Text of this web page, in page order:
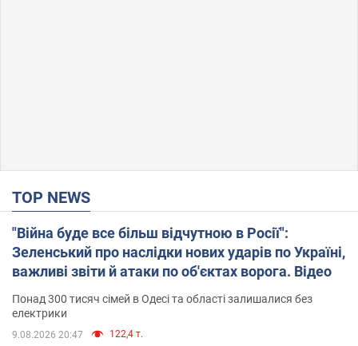
TOP NEWS
"Війна буде все більш відчутною в Росії":
Зеленський про наслідки нових ударів по Україні,
важливі звіти й атаки по об'єктах ворога. Відео
Понад 300 тисяч сімей в Одесі та області залишалися без
електрики
9.08.2026 20:47 122,4 т.